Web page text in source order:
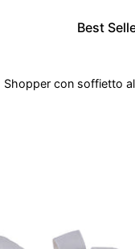
Best
Shopper con soffietto